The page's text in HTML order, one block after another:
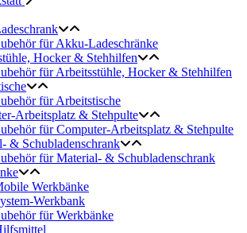
für Akku-Ladeschränke
Hocker & Stehhilfen
für Arbeitsstühle, Hocker & Stehhilfen
für Arbeitstische
Arbeitsplatz & Stehpulte
für Computer-Arbeitsplatz & Stehpulte
& Schubladenschrank
für Material- & Schubladenschrank
Werkbänke
Werkbank
für Werkbänke